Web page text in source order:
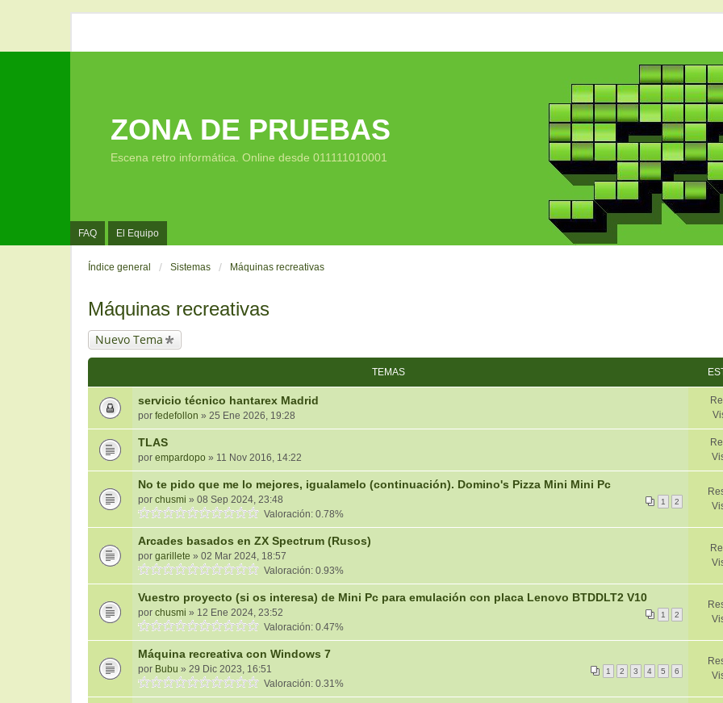
FAQ El Equipo
ZONA DE PRUEBAS
Escena retro informática. Online desde 011111010001
Índice general Sistemas Máquinas recreativas
Máquinas recreativas
Nuevo Tema
TEMAS
servicio técnico hantarex Madrid
por fedefollon » 25 Ene 2026, 19:28
TLAS
por empardopo » 11 Nov 2016, 14:22
No te pido que me lo mejores, igualamelo (continuación). Domino's Pizza Mini Mini Pc
1 2
por chusmi » 08 Sep 2024, 23:48
Valoración: 0.78%
Arcades basados en ZX Spectrum (Rusos)
por garillete » 02 Mar 2024, 18:57
Valoración: 0.93%
Vuestro proyecto (si os interesa) de Mini Pc para emulación con placa Lenovo BTDDLT2 V10
1 2
por chusmi » 12 Ene 2024, 23:52
Valoración: 0.47%
Máquina recreativa con Windows 7
1 2 3 4 5 6
por Bubu » 29 Dic 2023, 16:51
Valoración: 0.31%